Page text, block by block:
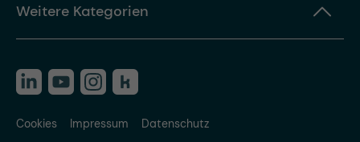
Weitere Kategorien
Cookies Impressum
Datenschutz